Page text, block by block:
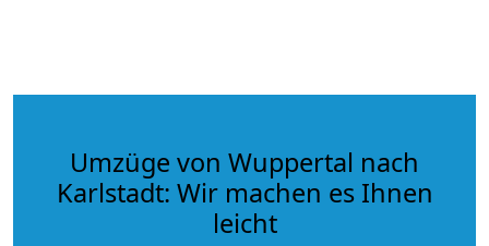
Umzüge von Wuppertal nach
Karlstadt: Wir machen es Ihnen
leicht